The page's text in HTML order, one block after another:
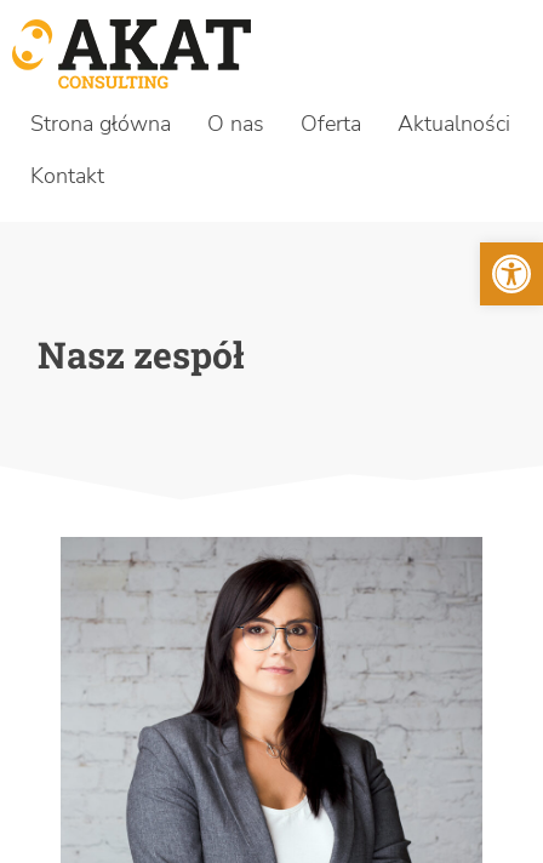
Strona główna O nas Oferta
Aktualności
Kontakt
Nasz zespół